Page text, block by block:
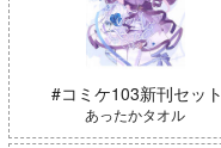
黄泉のツガイ
#コミケ103新刊セット
あったかタオル